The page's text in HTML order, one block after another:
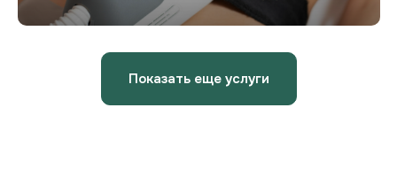
Показать еще услуги